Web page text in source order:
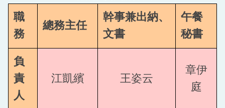
職
務
總務主任
幹事兼出納、
文書
午餐
秘書
負
責
人
江凱繽 王姿云
章伊
庭